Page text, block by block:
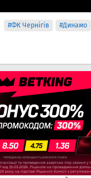
#ФК Чернігів #Динамо